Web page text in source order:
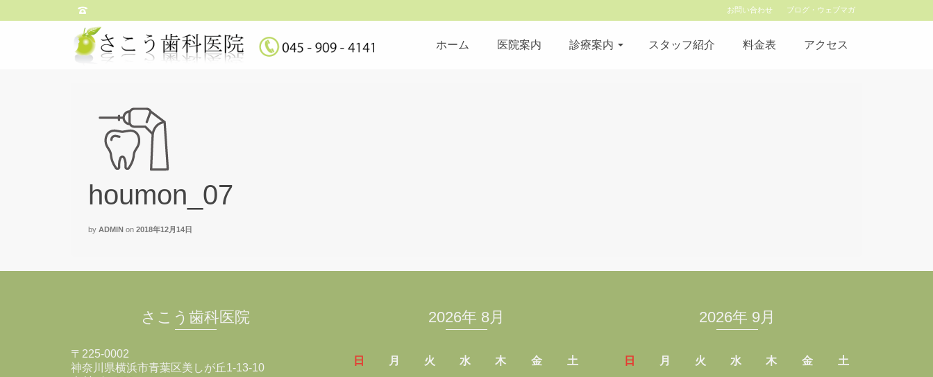
お問い合わせ ブログ・ウェブマガ
ホーム 医院案内 診療案内 スタッフ紹介 料金表 アクセス
houmon_07
by ADMIN on 2018年12月14日
さこう歯科医院
〒225-0002
神奈川県横浜市青葉区美しが丘1-13-10
2026年 8月
日 月 火 水 木 金 土
2026年 9月
日 月 火 水 木 金 土